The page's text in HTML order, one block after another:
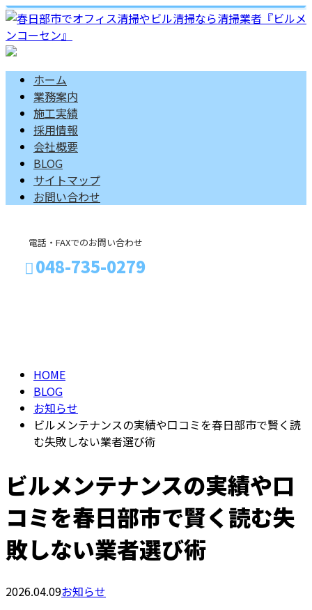
ホーム
業務案内
施工実績
採用情報
会社概要
BLOG
サイトマップ
お問い合わせ
電話・FAXでのお問い合わせ
048-735-0279
HOME
BLOG
お知らせ
ビルメンテナンスの実績や口コミを春日部市で賢く読
む失敗しない業者選び術
ビルメンテナンスの実績や口
コミを春日部市で賢く読む失
敗しない業者選び術
2026.04.09お知らせ